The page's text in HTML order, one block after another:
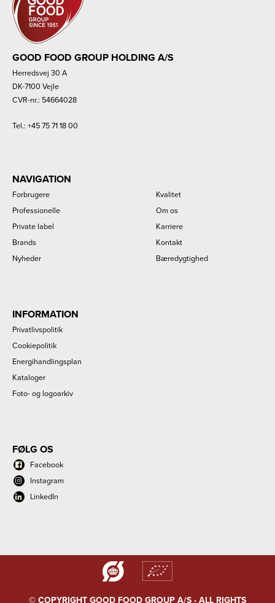
GOOD FOOD GROUP HOLDING A/S
Herredsvej 30 A
DK-7100 Vejle
CVR-nr.: 54664028
Tel.: +45 75 71 18 00
NAVIGATION
Forbrugere
Professionelle
Private label
Brands
Nyheder
Kvalitet
Om os
Karriere
Kontakt
Bæredygtighed
INFORMATION
Privatlivspolitik
Cookiepolitik
Energihandlingsplan
Kataloger
Foto- og logoarkiv
FØLG OS
Facebook
Instagram
LinkedIn
© COPYRIGHT GOOD FOOD GROUP A/S - ALL RIGHTS